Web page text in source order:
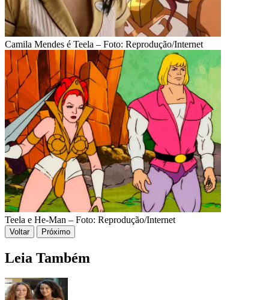
Camila Mendes é Teela – Foto: Reprodução/Internet
Teela e He-Man – Foto: Reprodução/Internet
Voltar Próximo
Leia Também